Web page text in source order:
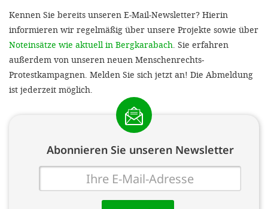
Kennen Sie bereits unseren E-Mail-Newsletter? Hierin
informieren wir regelmäßig über unsere Projekte sowie über
Noteinsätze wie aktuell in Bergkarabach. Sie erfahren
außerdem von unseren neuen Menschenrechts-
Protestkampagnen. Melden Sie sich jetzt an! Die Abmeldung
ist jederzeit möglich.
Abonnieren Sie unseren Newsletter
E-